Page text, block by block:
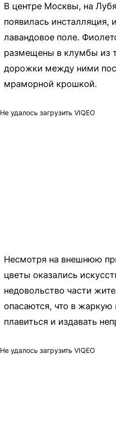
В центре Москвы, на
появилась
лавандовое поле.
размещены в клумбы из
дорожки между ними
мраморной крошкой.
Не удалось загрузить VIQEO
Несмотря на внешнюю
цветы оказались
недовольство части
опасаются, что в
плавиться и издавать
Не удалось загрузить VIQEO